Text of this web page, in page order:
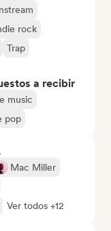
rock
Trap
a recibir
music
pop
Mac Miller
Ver todos +12